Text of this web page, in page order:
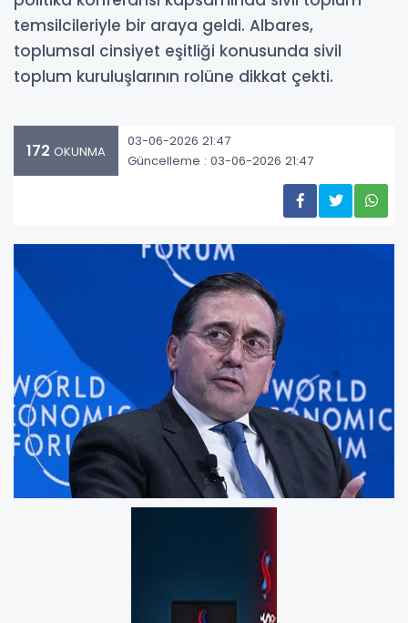
temsilcileriyle bir araya geldi. Albares,
toplumsal cinsiyet eşitliği konusunda sivil
toplum kuruluşlarının rolüne dikkat çekti.
172 OKUNMA
03-06-2026 21:47
Güncelleme : 03-06-2026 21:47